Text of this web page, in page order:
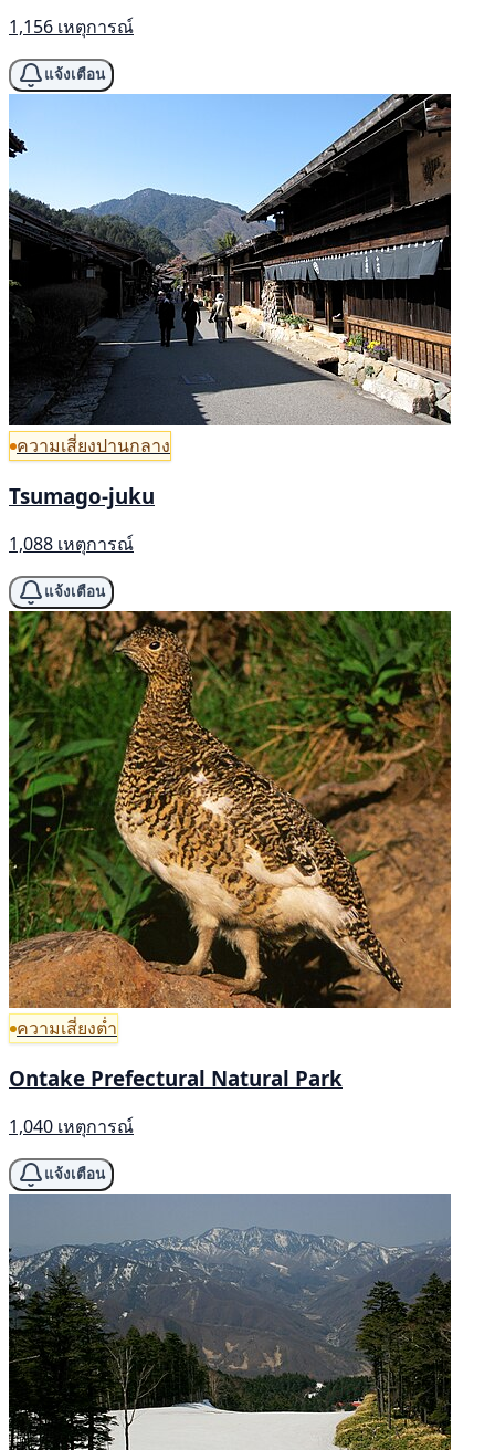
1,156 เหตุการณ์
แจ้งเตือน
ความเสี่ยงปานกลาง
Tsumago-juku
1,088 เหตุการณ์
แจ้งเตือน
ความเสี่ยงต่ำ
Ontake Prefectural Natural Park
1,040 เหตุการณ์
แจ้งเตือน